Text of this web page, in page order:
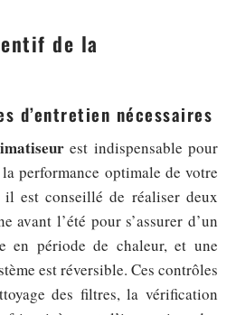
de la
d’entretien nécessaires
est indispensable pour
performance optimale de votre
il est conseillé de réaliser deux
avant l’été pour s’assurer d’un
en période de chaleur, et une
est réversible. Ces contrôles
des filtres, la vérification